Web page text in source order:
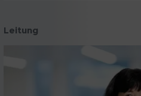
Leitung